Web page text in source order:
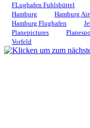
FLughafen Fuhlsbüttel
Hamburg
Hamburg
Hamburg Flughafen
Planepictures
Vorfeld